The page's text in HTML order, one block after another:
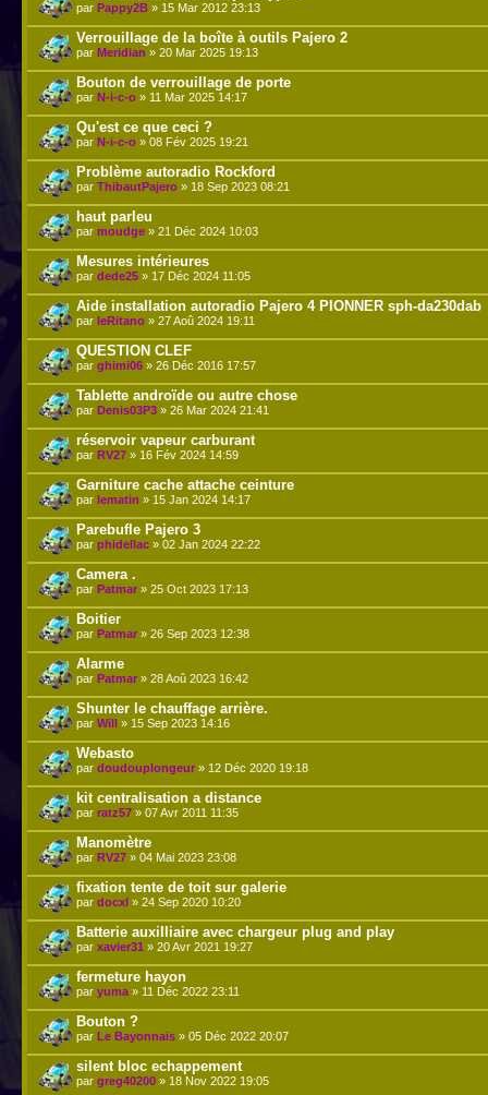
par Pappy2B » 15 Mar 2012 23:13
Verrouillage de la boîte à outils Pajero 2
par Meridian » 20 Mar 2025 19:13
Bouton de verrouillage de porte
par N-i-c-o » 11 Mar 2025 14:17
Qu'est ce que ceci ?
par N-i-c-o » 08 Fév 2025 19:21
Problème autoradio Rockford
par ThibautPajero » 18 Sep 2023 08:21
haut parleu
par moudge » 21 Déc 2024 10:03
Mesures intérieures
par dede25 » 17 Déc 2024 11:05
Aide installation autoradio Pajero 4 PIONNER sph-da230dab
par leRitano » 27 Aoû 2024 19:11
QUESTION CLEF
par ghimi06 » 26 Déc 2016 17:57
Tablette androïde ou autre chose
par Denis03P3 » 26 Mar 2024 21:41
réservoir vapeur carburant
par RV27 » 16 Fév 2024 14:59
Garniture cache attache ceinture
par lematin » 15 Jan 2024 14:17
Parebufle Pajero 3
par phidellac » 02 Jan 2024 22:22
Camera .
par Patmar » 25 Oct 2023 17:13
Boitier
par Patmar » 26 Sep 2023 12:38
Alarme
par Patmar » 28 Aoû 2023 16:42
Shunter le chauffage arrière.
par Will » 15 Sep 2023 14:16
Webasto
par doudouplongeur » 12 Déc 2020 19:18
kit centralisation a distance
par ratz57 » 07 Avr 2011 11:35
Manomètre
par RV27 » 04 Mai 2023 23:08
fixation tente de toit sur galerie
par docxl » 24 Sep 2020 10:20
Batterie auxilliaire avec chargeur plug and play
par xavier31 » 20 Avr 2021 19:27
fermeture hayon
par yuma » 11 Déc 2022 23:11
Bouton ?
par Le Bayonnais » 05 Déc 2022 20:07
silent bloc echappement
par greg40200 » 18 Nov 2022 19:05